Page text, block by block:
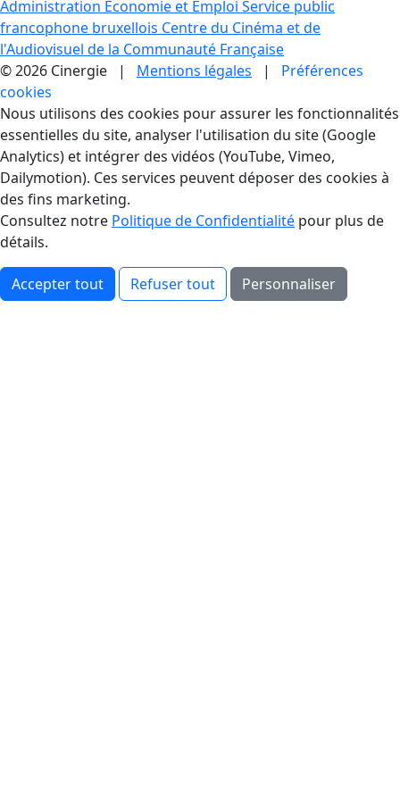
Administration Economie et Emploi Service public
francophone bruxellois Centre du Cinéma et de
l'Audiovisuel de la Communauté Française
© 2026 Cinergie | Mentions légales | Préférences
cookies
Gestion des Cookies
Nous utilisons des cookies pour assurer les fonctionnalités
essentielles du site, analyser l'utilisation du site (Google
Analytics) et intégrer des vidéos (YouTube, Vimeo,
Dailymotion). Ces services peuvent déposer des cookies à
des fins marketing.
Consultez notre Politique de Confidentialité pour plus de
détails.
Accepter tout Refuser tout Personnaliser